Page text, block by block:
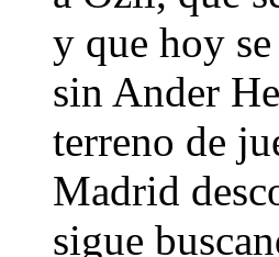
y que hoy
sin Ander
terreno de
Madrid
sigue